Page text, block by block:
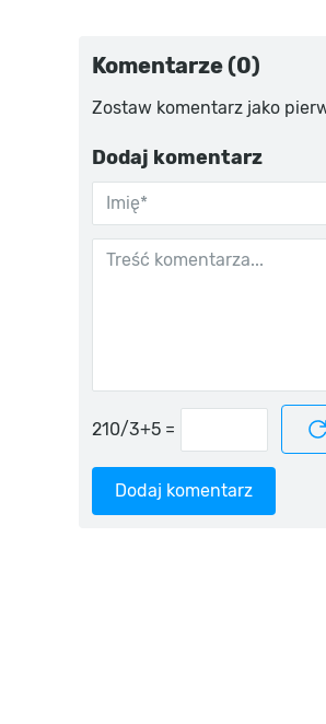
Komentarze (0)
Zostaw komentarz jako
Dodaj komentarz
=
Dodaj komentarz